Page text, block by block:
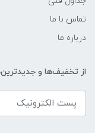
تماس با ما
درباره ما
از تخفیف‌ها و